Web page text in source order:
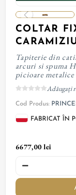
COLTAR
Tapiterie din
arcuri si spuma
picioare
Adăugați
Cod Produs:
FABRICAT ÎN
6677,00 lei